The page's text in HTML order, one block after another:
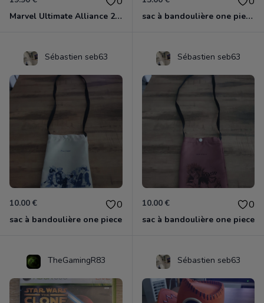
Marvel Ultimate Alliance 2 Xbox 360 sac à bandoulière one piece chopper
Sébastien seb63
10.00 € 0
sac à bandoulière one piece
Sébastien seb63
10.00 € 0
sac à bandoulière one piece
TheGamingR83 Sébastien seb63